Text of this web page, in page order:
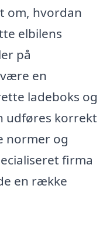
om, hvordan
elbilens
på
en
ladeboks og
udføres korrekt
normer og
firma
en række